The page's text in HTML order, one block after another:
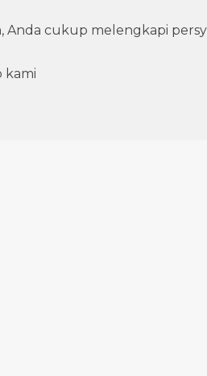
cukup melengkapi
kami